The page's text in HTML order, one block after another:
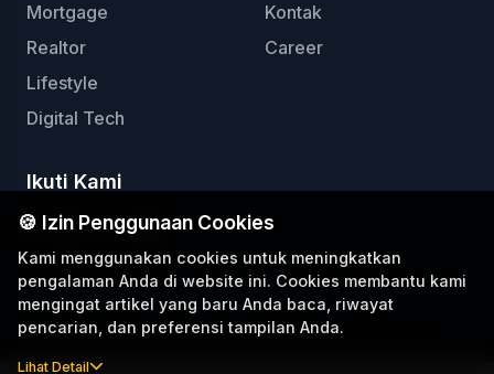
Mortgage
Realtor
Lifestyle
Digital Tech
Kontak
Career
Ikuti Kami
🍪 Izin Penggunaan Cookies
Kami menggunakan cookies untuk meningkatkan
pengalaman Anda di website ini. Cookies membantu kami
mengingat artikel yang baru Anda baca, riwayat
pencarian, dan preferensi tampilan Anda.
Lihat Detail